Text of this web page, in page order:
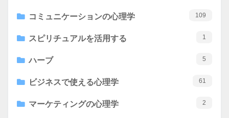
コミュニケーションの心理学 109
スピリチュアルを活用する 1
ハーブ 5
ビジネスで使える心理学 61
マーケティングの心理学 2